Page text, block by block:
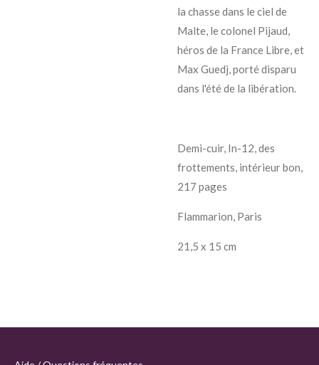
la chasse dans le ciel de
Malte, le colonel Pijaud,
héros de la France Libre, et
Max Guedj, porté disparu
dans l'été de la libération.
Demi-cuir, In-12, des
frottements, intérieur bon,
217 pages
Flammarion, Paris
21,5 x 15 cm